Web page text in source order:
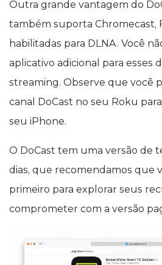
Outra grande vantagem do
também suporta Chromecast,
habilitadas para DLNA. Você
aplicativo adicional para esses
streaming. Observe que você
canal DoCast no seu Roku
seu iPhone.
O DoCast tem uma versão de
dias, que recomendamos que
primeiro para explorar seus
comprometer com a versão